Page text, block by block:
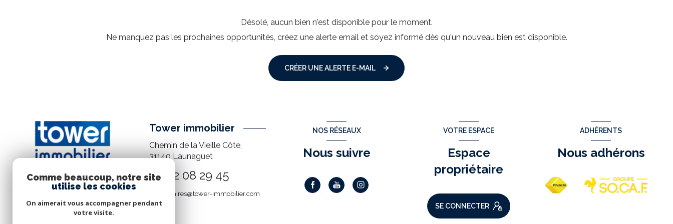
Désolé, aucun bien n'est disponible pour le moment.
Ne manquez pas les prochaines opportunités, créez une alerte email et soyez informé dès qu'un nouveau bien est disponible.
CRÉER UNE ALERTE E-MAIL
Tower immobilier
Chemin de la Vieille Côte,
31140 Launaguet
05 82 08 29 45
mandataires@tower-immobilier.com
NOS RÉSEAUX
Nous suivre
VOTRE ESPACE
Espace
propriétaire
SE CONNECTER
ADHÉRENTS
Nous adhérons
Comme beaucoup, notre site
utilise les cookies
On aimerait vous accompagner pendant
votre visite.